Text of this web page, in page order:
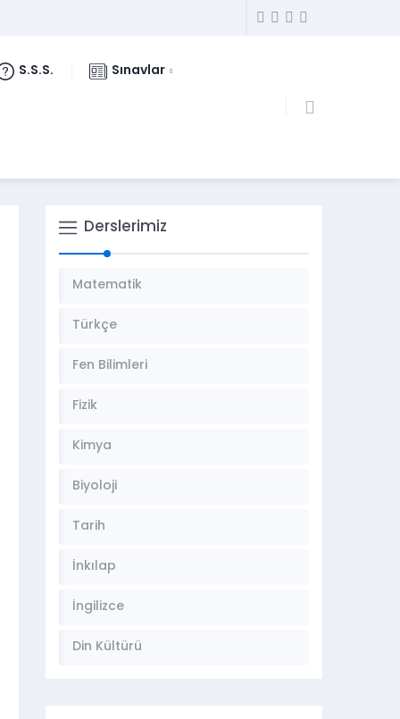
S.S.S. Sınavlar
Derslerimiz
Matematik
Türkçe
Fen Bilimleri
Fizik
Kimya
Biyoloji
Tarih
İnkılap
İngilizce
Din Kültürü